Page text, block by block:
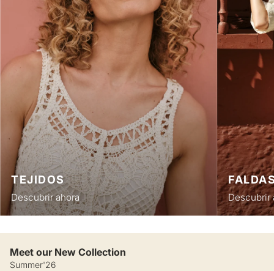
TEJIDOS
Descubrir ahora Descubrir
Meet our New Collection
Summer'26